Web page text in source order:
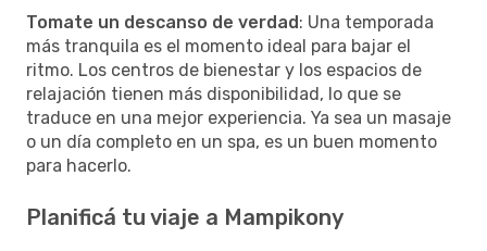
Tomate un descanso de verdad: Una temporada
más tranquila es el momento ideal para bajar el
ritmo. Los centros de bienestar y los espacios de
relajación tienen más disponibilidad, lo que se
traduce en una mejor experiencia. Ya sea un masaje
o un día completo en un spa, es un buen momento
para hacerlo.
Planificá tu viaje a Mampikony